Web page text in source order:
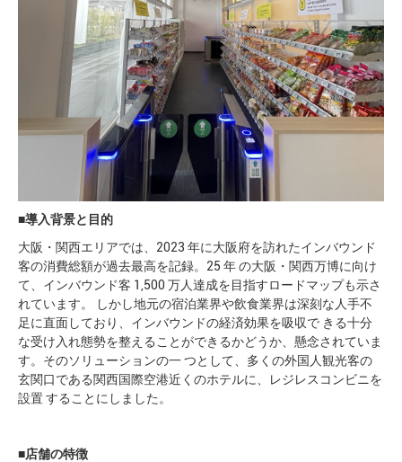
■導⼊背景と⽬的
⼤阪・関⻄エリアでは、2023 年に⼤阪府を訪れたインバウンド
客の消費総額が過去最⾼を記録。25 年 の⼤阪・関⻄万博に向け
て、インバウンド客 1,500 万⼈達成を⽬指すロードマップも⽰さ
れています。 しかし地元の宿泊業界や飲⾷業界は深刻な⼈⼿不
⾜に直⾯しており、インバウンドの経済効果を吸収で きる⼗分
な受け⼊れ態勢を整えることができるかどうか、懸念されていま
す。そのソリューションの⼀ つとして、多くの外国⼈観光客の
⽞関⼝である関⻄国際空港近くのホテルに、レジレスコンビニを
設置 することにしました。
■店舗の特徴